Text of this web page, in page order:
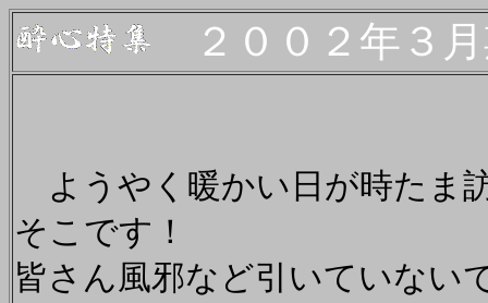
２００２年３
ようやく暖かい日が時たま
そこです！
皆さん風邪など引いていない